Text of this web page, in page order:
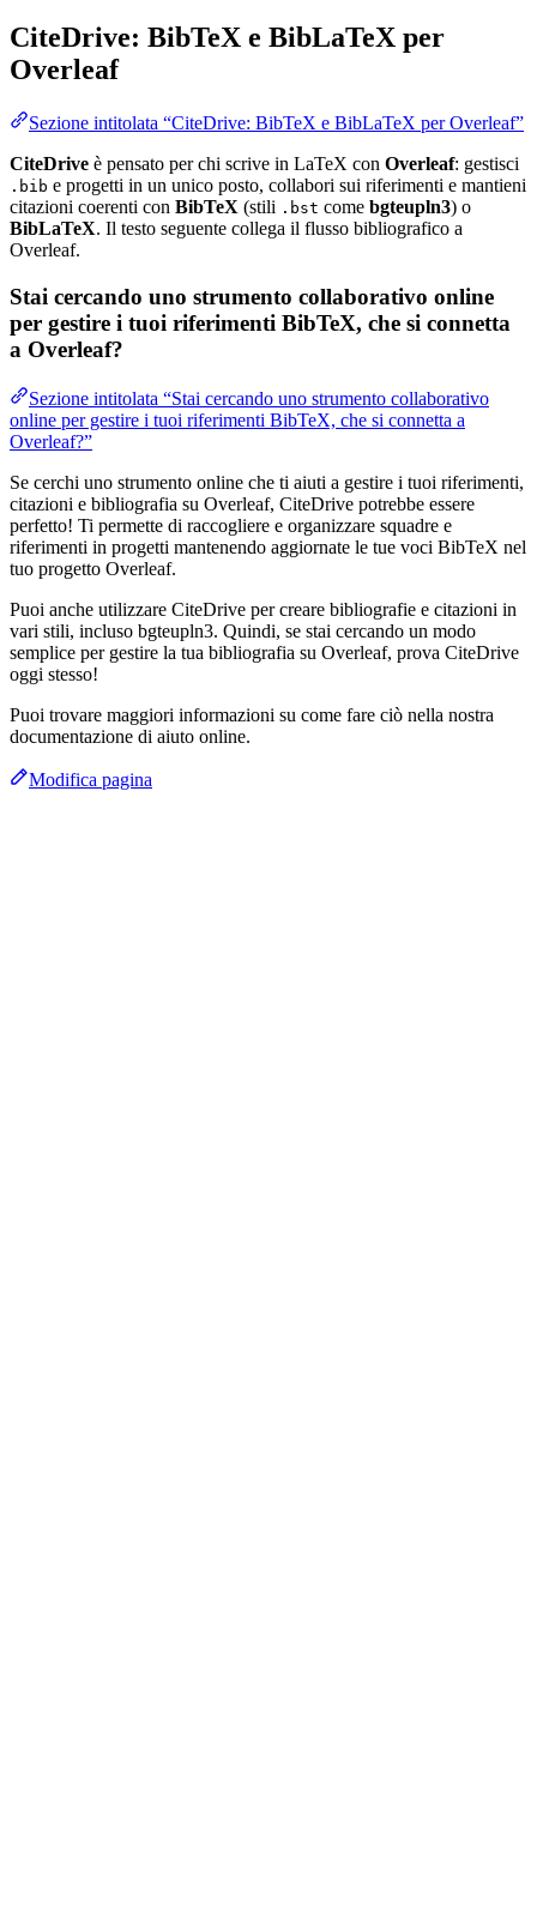
CiteDrive: BibTeX e BibLaTeX per
Overleaf
Sezione intitolata “CiteDrive: BibTeX e BibLaTeX per Overleaf”
CiteDrive è pensato per chi scrive in LaTeX con Overleaf: gestisci
.bib e progetti in un unico posto, collabori sui riferimenti e mantieni
citazioni coerenti con BibTeX (stili .bst come bgteupln3) o
BibLaTeX. Il testo seguente collega il flusso bibliografico a
Overleaf.
Stai cercando uno strumento collaborativo online
per gestire i tuoi riferimenti BibTeX, che si connetta
a Overleaf?
Sezione intitolata “Stai cercando uno strumento collaborativo
online per gestire i tuoi riferimenti BibTeX, che si connetta a
Overleaf?”
Se cerchi uno strumento online che ti aiuti a gestire i tuoi riferimenti,
citazioni e bibliografia su Overleaf, CiteDrive potrebbe essere
perfetto! Ti permette di raccogliere e organizzare squadre e
riferimenti in progetti mantenendo aggiornate le tue voci BibTeX nel
tuo progetto Overleaf.
Puoi anche utilizzare CiteDrive per creare bibliografie e citazioni in
vari stili, incluso bgteupln3. Quindi, se stai cercando un modo
semplice per gestire la tua bibliografia su Overleaf, prova CiteDrive
oggi stesso!
Puoi trovare maggiori informazioni su come fare ciò nella nostra
documentazione di aiuto online.
Modifica pagina